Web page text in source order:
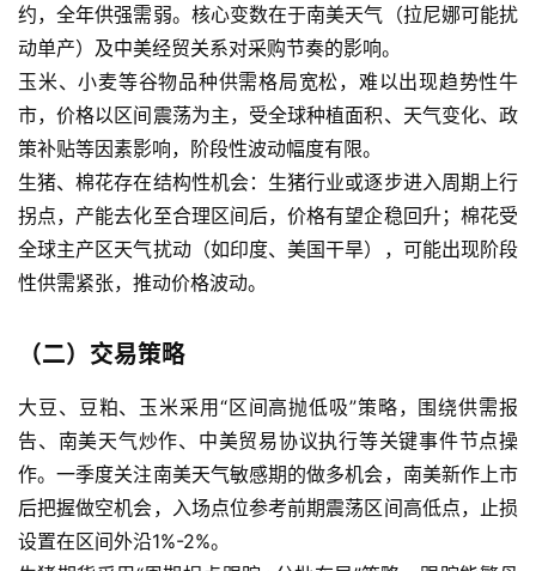
约，全年供强需弱。核心变数在于南美天气（拉尼娜可能扰
动单产）及中美经贸关系对采购节奏的影响。
玉米、小麦等谷物品种供需格局宽松，难以出现趋势性牛
市，价格以区间震荡为主，受全球种植面积、天气变化、政
策补贴等因素影响，阶段性波动幅度有限。
生猪、棉花存在结构性机会：生猪行业或逐步进入周期上行
拐点，产能去化至合理区间后，价格有望企稳回升；棉花受
全球主产区天气扰动（如印度、美国干旱），可能出现阶段
性供需紧张，推动价格波动。
（二）交易策略
大豆、豆粕、玉米采用“区间高抛低吸”策略，围绕供需报
告、南美天气炒作、中美贸易协议执行等关键事件节点操
作。一季度关注南美天气敏感期的做多机会，南美新作上市
后把握做空机会，入场点位参考前期震荡区间高低点，止损
设置在区间外沿1%-2%。